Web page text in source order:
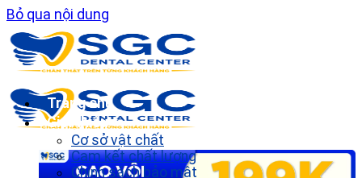
Bỏ qua nội dung
Trang chủ
Giới thiệu
Cơ sở vật chất
Cam kết chất lượng
Chính sách bảo mật